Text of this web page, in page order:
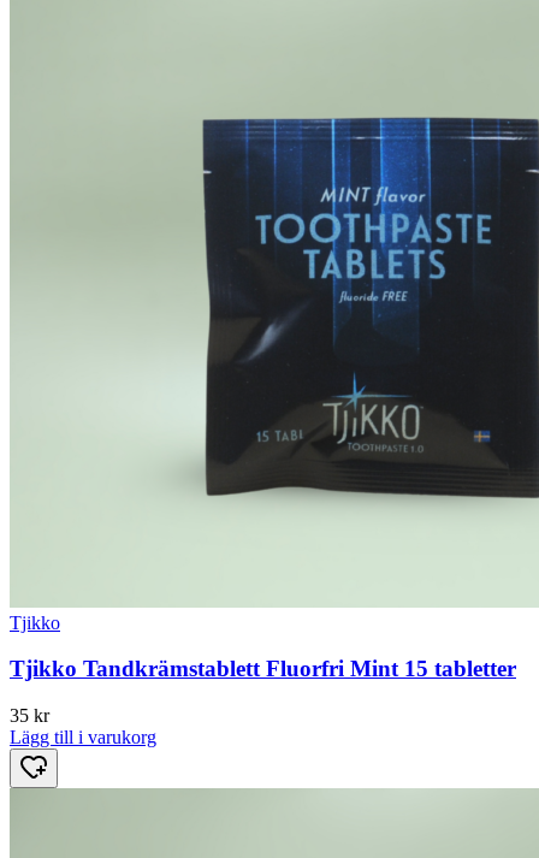
Tjikko
Tjikko Tandkrämstablett Fluorfri Mint 15 tabletter
35 kr
Lägg till i varukorg